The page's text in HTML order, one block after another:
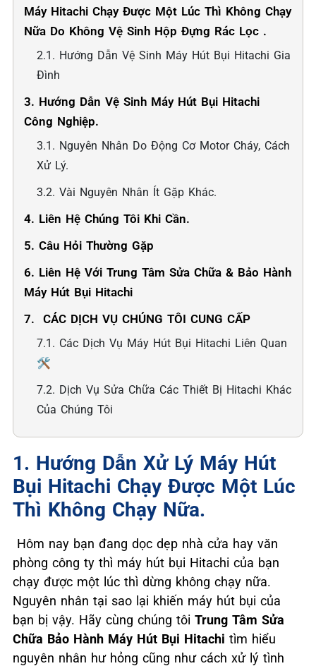
Máy Hitachi Chạy Được Một Lúc Thì Không Chạy
Nữa Do Không Vệ Sinh Hộp Đựng Rác Lọc .
2.1. Hướng Dẫn Vệ Sinh Máy Hút Bụi Hitachi Gia
Đình
3. Hướng Dẫn Vệ Sinh Máy Hút Bụi Hitachi
Công Nghiệp.
3.1. Nguyên Nhân Do Động Cơ Motor Cháy, Cách
Xử Lý.
3.2. Vài Nguyên Nhân Ít Gặp Khác.
4. Liên Hệ Chúng Tôi Khi Cần.
5. Câu Hỏi Thường Gặp
6. Liên Hệ Với Trung Tâm Sửa Chữa & Bảo Hành
Máy Hút Bụi Hitachi
7. ️ CÁC DỊCH VỤ CHÚNG TÔI CUNG CẤP
7.1. Các Dịch Vụ Máy Hút Bụi Hitachi Liên Quan
🛠️
7.2. Dịch Vụ Sửa Chữa Các Thiết Bị Hitachi Khác
Của Chúng Tôi
1. Hướng Dẫn Xử Lý Máy Hút
Bụi Hitachi Chạy Được Một Lúc
Thì Không Chạy Nữa.
Hôm nay bạn đang dọc dẹp nhà cửa hay văn
phòng công ty thì máy hút bụi Hitachi của bạn
chạy được một lúc thì dừng không chạy nữa.
Nguyên nhân tại sao lại khiến máy hút bụi của
bạn bị vậy. Hãy cùng chúng tôi Trung Tâm Sửa
Chữa Bảo Hành Máy Hút Bụi Hitachi tìm hiểu
nguyên nhân hư hỏng cũng như cách xử lý tình